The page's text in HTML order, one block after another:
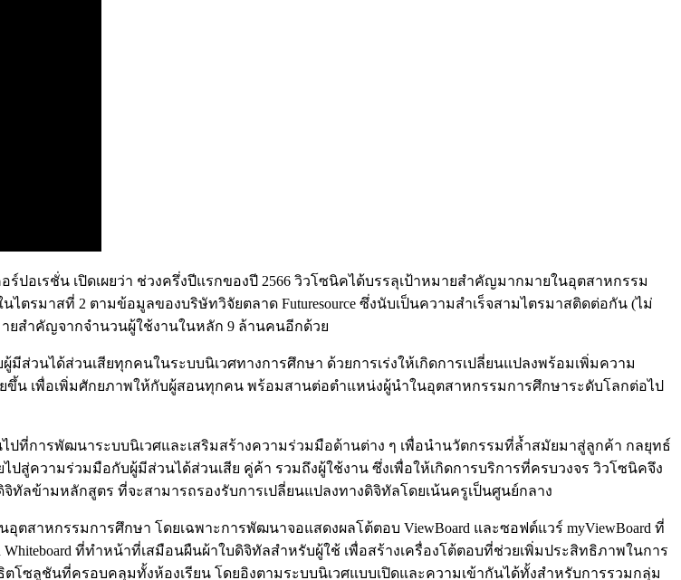
ปอเรชั่น เปิดเผยว่า ช่วงครึ่งปีแรกของปี 2566 วิวโซนิคได้บรรลุเป้าหมายสำคัญมากมายในอุตสาหกรรม
ไตรมาสที่ 2 ตามข้อมูลของบริษัทวิจัยตลาด Futuresource ซึ่งนับเป็นความสำเร็จสามไตรมาสติดต่อกัน (ไม่
ายสำคัญจากจำนวนผู้ใช้งานในหลัก 9 ล้านคนอีกด้วย
วนได้ส่วนเสียทุกคนในระบบนิเวศทางการศึกษา ด้วยการเร่งให้เกิดการเปลี่ยนแปลงพร้อมเพิ่มความ
น เพื่อเพิ่มศักยภาพให้กับผู้สอนทุกคน พร้อมสานต่อตำแหน่งผู้นำในอุตสาหกรรมการศึกษาระดับโลกต่อไป
น้นไปที่การพัฒนาระบบนิเวศและเสริมสร้างความร่วมมือด้านต่าง ๆ เพื่อนำนวัตกรรมที่ล้ำสมัยมาสู่ลูกค้า กลยุทธ์
สู่ความร่วมมือกับผู้มีส่วนได้ส่วนเสีย คู่ค้า รวมถึงผู้ใช้งาน ซึ่งเพื่อให้เกิดการบริการที่ครบวงจร วิวโซนิคจึง
ลข้ามหลักสูตร ที่จะสามารถรองรับการเปลี่ยนแปลงทางดิจิทัลโดยเน้นครูเป็นศูนย์กลาง
สาหกรรมการศึกษา โดยเฉพาะการพัฒนาจอแสดงผลโต้ตอบ ViewBoard และซอฟต์แวร์ myViewBoard ที่
ที่ทำหน้าที่เสมือนผืนผ้าใบดิจิทัลสำหรับผู้ใช้ เพื่อสร้างเครื่องโต้ตอบที่ช่วยเพิ่มประสิทธิภาพในการ
ซลูชันที่ครอบคลุมทั้งห้องเรียน โดยอิงตามระบบนิเวศแบบเปิดและความเข้ากันได้ทั้งสำหรับการรวมกลุ่ม